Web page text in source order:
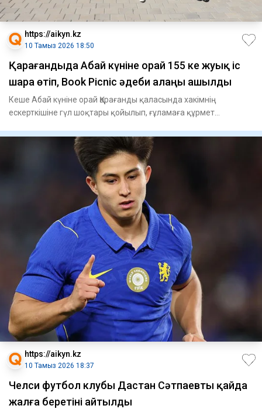
https://aikyn.kz
10 Тамыз 2026 18:50
Қарағандыда Абай күніне орай 155 ке жуық іс
шара өтіп, Book Picnic әдеби алаңы ашылды
Кеше Абай күніне орай Қарағанды қаласында хакімнің
ескерткішіне гүл шоқтары қойылып, ғұламаға құрмет
https://aikyn.kz
10 Тамыз 2026 18:37
Челси футбол клубы Дастан Сәтпаевты қайда
жалға беретіні айтылды